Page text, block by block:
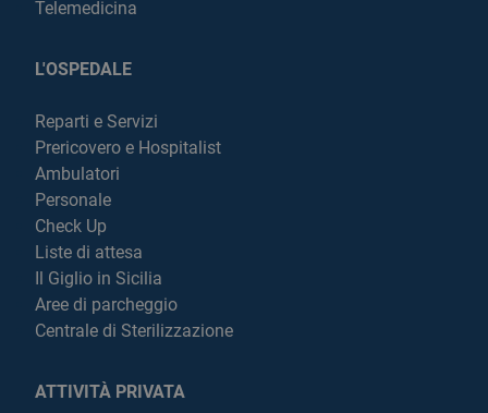
Telemedicina
L'OSPEDALE
Reparti e Servizi
Prericovero e Hospitalist
Ambulatori
Personale
Check Up
Liste di attesa
Il Giglio in Sicilia
Aree di parcheggio
Centrale di Sterilizzazione
ATTIVITÀ PRIVATA